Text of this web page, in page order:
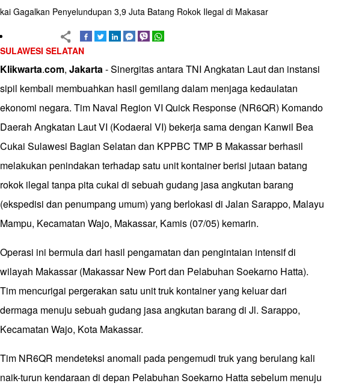
Gagalkan Penyelundupan 3,9 Juta Batang Rokok Ilegal di Makasar
SULAWESI SELATAN
Klikwarta.com, Jakarta- Sinergitas antara TNI Angkatan Laut dan instansi
sipil kembali membuahkan hasil gemilang dalam menjaga kedaulatan
ekonomi negara. Tim Naval Region VI Quick Response (NR6QR) Komando
Daerah Angkatan Laut VI (Kodaeral VI) bekerja sama dengan Kanwil Bea
Cukai Sulawesi Bagian Selatan dan KPPBC TMP B Makassar berhasil
melakukan penindakan terhadap satu unit kontainer berisi jutaan batang
rokok ilegal tanpa pita cukai di sebuah gudang jasa angkutan barang
(ekspedisi dan penumpang umum) yang berlokasi di Jalan Sarappo, Malayu
Mampu, Kecamatan Wajo, Makassar, Kamis (07/05) kemarin.
Operasi ini bermula dari hasil pengamatan dan pengintaian intensif di
wilayah Makassar (Makassar New Port dan Pelabuhan Soekarno Hatta).
Tim mencurigai pergerakan satu unit truk kontainer yang keluar dari
dermaga menuju sebuah gudang jasa angkutan barang di Jl. Sarappo,
Kecamatan Wajo, Kota Makassar.
Tim NR6QR mendeteksi anomali pada pengemudi truk yang berulang kali
naik-turun kendaraan di depan Pelabuhan Soekarno Hatta sebelum menuju